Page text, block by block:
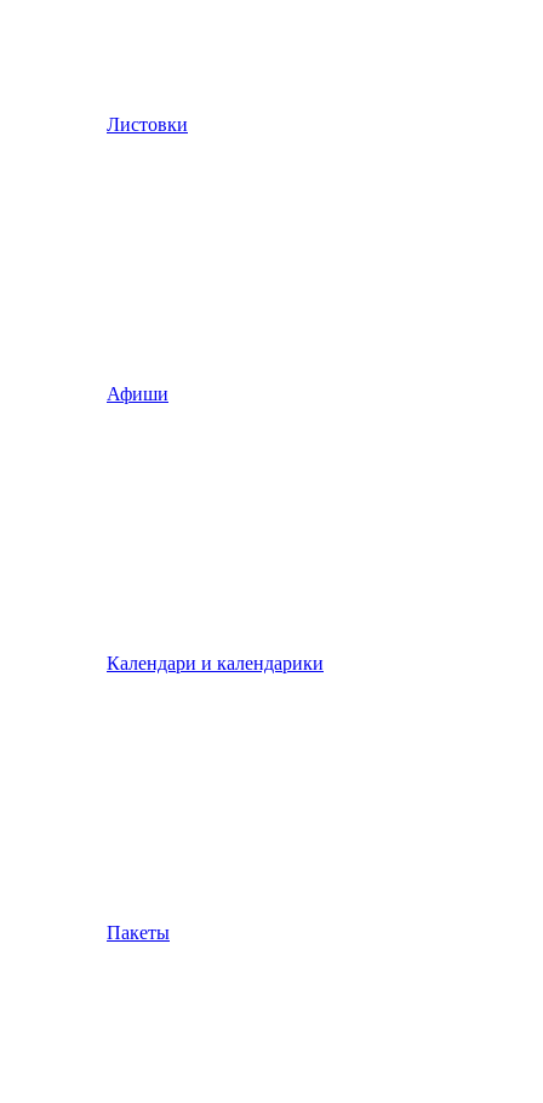
Листовки
Афиши
Календари и календарики
Пакеты